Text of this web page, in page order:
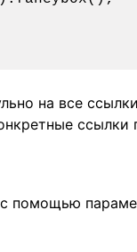
на все
с помощью